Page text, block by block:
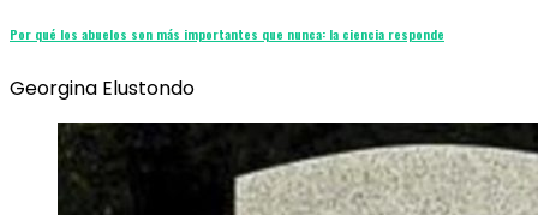
Por qué los abuelos son más importantes que nunca: la ciencia responde
Georgina Elustondo